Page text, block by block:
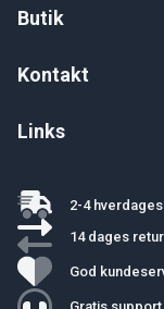
Butik
Kontakt
Links
2-4
14 dages
God